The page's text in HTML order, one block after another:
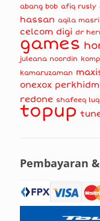
abang bob afiq rusly
hassan aqila masri
celcom digi dr
games
juleana noordin
kamaruzaman
onexox
redone shafeeq
topup
Pembayaran